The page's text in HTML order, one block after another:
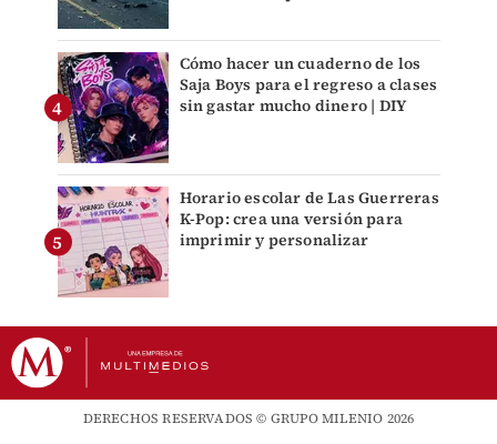
Cómo hacer un cuaderno de los
Saja Boys para el regreso a clases
sin gastar mucho dinero | DIY
Horario escolar de Las Guerreras
K-Pop: crea una versión para
imprimir y personalizar
DERECHOS RESERVADOS © GRUPO MILENIO 2026